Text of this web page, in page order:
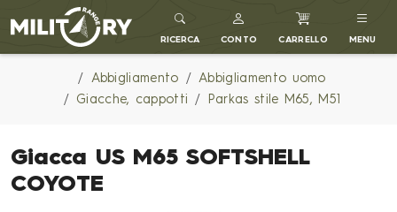
MILITARY RANGE IT
RICERCA CONTO CARRELLO MENU
Abbigliamento
Abbigliamento uomo
Giacche, cappotti
Parkas stile M65, M51
Giacca US M65 SOFTSHELL
COYOTE